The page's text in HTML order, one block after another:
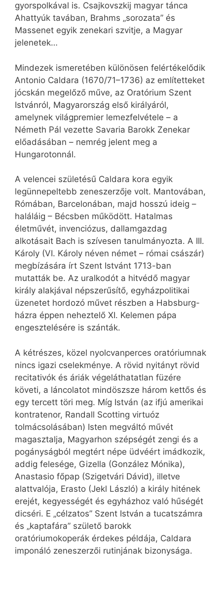
gyorspolkával is. Csajkovszkij magyar tánca
Ahattyúk tavában, Brahms „sorozata” és
Massenet egyik zenekari szvitje, a Magyar
jelenetek…
Mindezek ismeretében különösen felértékelődik
Antonio Caldara (1670/71–1736) az említetteket
jócskán megelőző műve, az Oratórium Szent
Istvánról, Magyarország első királyáról,
amelynek világpremier lemezfelvétele – a
Németh Pál vezette Savaria Barokk Zenekar
előadásában – nemrég jelent meg a
Hungarotonnál.
A velencei születésű Caldara kora egyik
legünnepeltebb zeneszerzője volt. Mantovában,
Rómában, Barcelonában, majd hosszú ideig –
haláláig – Bécsben működött. Hatalmas
életművét, invenciózus, dallamgazdag
alkotásait Bach is szívesen tanulmányozta. A III.
Károly (VI. Károly néven német – római császár)
megbízására írt Szent Istvánt 1713-ban
mutatták be. Az uralkodót a hitvédő magyar
király alakjával népszerűsítő, egyházpolitikai
üzenetet hordozó művet részben a Habsburg-
házra éppen neheztelő XI. Kelemen pápa
engesztelésére is szánták.
A kétrészes, közel nyolcvanperces oratóriumnak
nincs igazi cselekménye. A rövid nyitányt rövid
recitativók és áriák végeláthatatlan füzére
követi, a láncolatot mindöszsze három kettős és
egy tercett töri meg. Míg István (az ifjú amerikai
kontratenor, Randall Scotting virtuóz
tolmácsolásában) Isten megváltó művét
magasztalja, Magyarhon szépségét zengi és a
pogányságból megtért népe üdvéért imádkozik,
addig felesége, Gizella (González Mónika),
Anastasio főpap (Szigetvári Dávid), illetve
alattvalója, Erasto (Jekl László) a király hitének
erejét, kegyességét és egyházhoz való hűségét
dicséri. E „célzatos” Szent István a tucatszámra
és „kaptafára” születő barokk
oratóriumokoperák érdekes példája, Caldara
imponáló zeneszerzői rutinjának bizonysága.